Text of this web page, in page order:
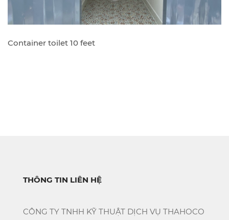
Container toilet 10 feet
THÔNG TIN LIÊN HỆ
CÔNG TY TNHH KỸ THUẬT DỊCH VỤ THAHOCO